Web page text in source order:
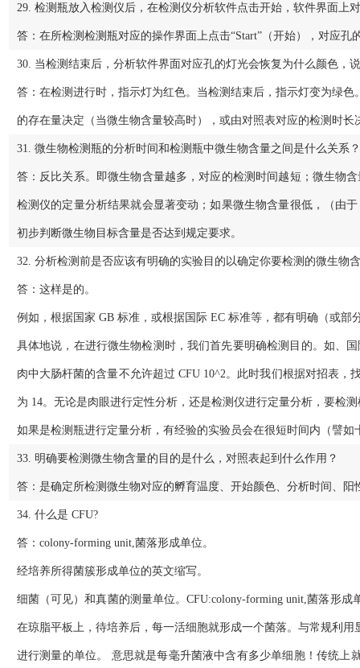
29. 检测瓶放入检测仪后，在检测仪分析软件点击开始，软件界面上
答：在所检测检测瓶对应的操作界面上点击“Start”（开始），对应
30. 当检测结束后，分析软件界面对应孔的灯光会恢复为什么颜色，
答：在检测进行时，指示灯为红色。当检测结束后，指示灯变为绿
的存在量决定（当微生物含量较高时），或由对照表对应的检测时
31. 微生物检测瓶的分析时间和检测瓶中微生物含量之间是什么关系？
答：反比关系。即微生物含量越多，对应的检测时间越短；微生
检测仪的定量分析结果就会显著变动；如果微生物含量很低，（由
初步判断微生物目标含量是否达到规定要求。
32. 分析检测前是否应该有明确的实验目的以确定你要检测的微生物
答：这样是的。
例如，根据国家 GB 标准，或根据国际 EC 标准等，都有明确（或
具体地说，在进行微生物检测时，我们首先要明确检测目的。如、
肉中大肠杆菌的含量不允许超过 CFU 10^2。此时我们根据对招表
为 14。无论是肉眼进行定性分析，还是检测仪进行定量分析，要检
如果是检测瓶进行定量分析，有经验的实验员会在很短时间内（譬
33. 明确要检测微生物含量的目的是什么，对照表起到什么作用？
答：是确定所检测微生物对应的孵育温度、开始颜色、分析时间、
34. 什么是 CFU?
答：colony‐forming unit,菌落形成单位。
经培养所得菌簇形成单位的英文缩写。
细菌（可见）和真菌的测量单位。CFU:colony‐forming unit,菌落形
在琼脂平板上，待培养后，每一活细胞就形成一个菌落。与常规利
进行测量的单位。 意思就是每毫升菌液中含有多少单细胞！传统上